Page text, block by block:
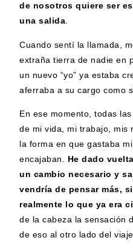
de nosotros quiere ser
una salida.
Cuando sentí la llamada,
extraña tierra de nadie en
un nuevo “yo” ya estaba
aferraba a su cargo como
En ese momento, todas
de mi vida, mi trabajo, mis
la forma en que gastaba
encajaban. He dado
un cambio necesario y
vendría de pensar más,
realmente lo que ya era
de la cabeza la sensación
de eso al otro lado del